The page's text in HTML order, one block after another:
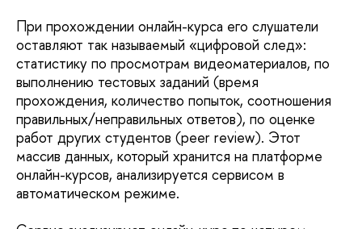
При прохождении онлайн-курса его слушатели
оставляют так называемый «цифровой след»:
статистику по просмотрам видеоматериалов, по
выполнению тестовых заданий (время
прохождения, количество попыток, соотношения
правильных/неправильных ответов), по оценке
работ других студентов (peer review). Этот
массив данных, который хранится на платформе
онлайн-курсов, анализируется сервисом в
автоматическом режиме.